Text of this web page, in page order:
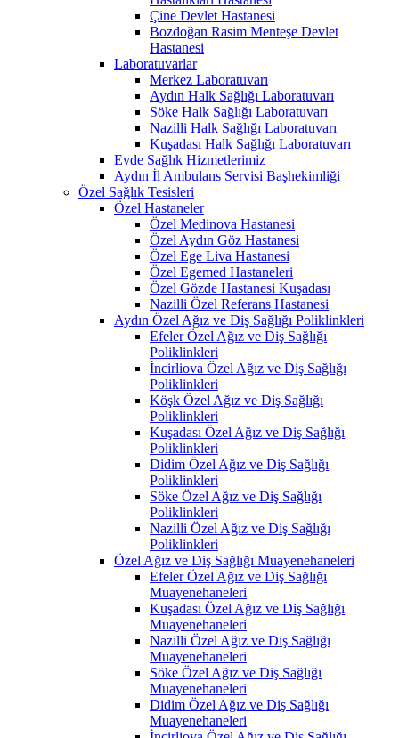
Çine Devlet Hastanesi
Bozdoğan Rasim Menteşe Devlet
Hastanesi
Laboratuvarlar
Merkez Laboratuvarı
Aydın Halk Sağlığı Laboratuvarı
Söke Halk Sağlığı Laboratuvarı
Nazilli Halk Sağlığı Laboratuvarı
Kuşadası Halk Sağlığı Laboratuvarı
Evde Sağlık Hizmetlerimiz
Aydın İl Ambulans Servisi Başhekimliği
Özel Sağlık Tesisleri
Özel Hastaneler
Özel Medinova Hastanesi
Özel Aydın Göz Hastanesi
Özel Ege Liva Hastanesi
Özel Egemed Hastaneleri
Özel Gözde Hastanesi Kuşadası
Nazilli Özel Referans Hastanesi
Aydın Özel Ağız ve Diş Sağlığı Poliklinkleri
Efeler Özel Ağız ve Diş Sağlığı
Poliklinkleri
İncirliova Özel Ağız ve Diş Sağlığı
Poliklinkleri
Köşk Özel Ağız ve Diş Sağlığı
Poliklinkleri
Kuşadası Özel Ağız ve Diş Sağlığı
Poliklinkleri
Didim Özel Ağız ve Diş Sağlığı
Poliklinkleri
Söke Özel Ağız ve Diş Sağlığı
Poliklinkleri
Nazilli Özel Ağız ve Diş Sağlığı
Poliklinkleri
Özel Ağız ve Diş Sağlığı Muayenehaneleri
Efeler Özel Ağız ve Diş Sağlığı
Muayenehaneleri
Kuşadası Özel Ağız ve Diş Sağlığı
Muayenehaneleri
Nazilli Özel Ağız ve Diş Sağlığı
Muayenehaneleri
Söke Özel Ağız ve Diş Sağlığı
Muayenehaneleri
Didim Özel Ağız ve Diş Sağlığı
Muayenehaneleri